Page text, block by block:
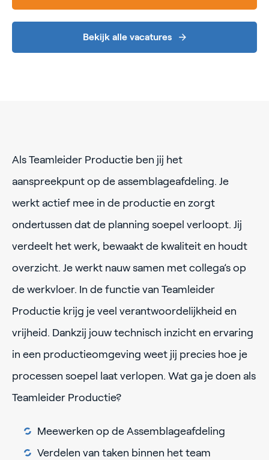
Bekijk alle vacatures
Als Teamleider Productie ben jij het
aanspreekpunt op de assemblageafdeling. Je
werkt actief mee in de productie en zorgt
ondertussen dat de planning soepel verloopt. Jij
verdeelt het werk, bewaakt de kwaliteit en houdt
overzicht. Je werkt nauw samen met collega’s op
de werkvloer. In de functie van Teamleider
Productie krijg je veel verantwoordelijkheid en
vrijheid. Dankzij jouw technisch inzicht en ervaring
in een productieomgeving weet jij precies hoe je
processen soepel laat verlopen. Wat ga je doen als
Teamleider Productie?
Meewerken op de Assemblageafdeling
Verdelen van taken binnen het team